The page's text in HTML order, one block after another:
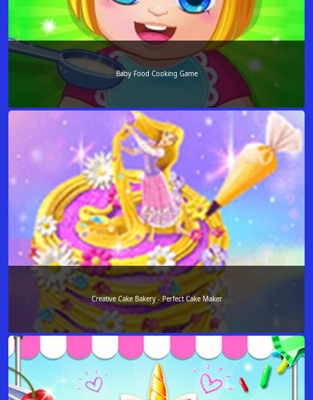
Baby Food Cooking Game
Creative Cake Bakery - Perfect Cake Maker